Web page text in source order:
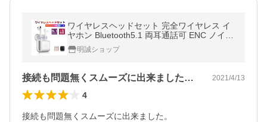
ワイヤレスヘッドセット 完全ワイヤレス イ
ヤホン Bluetooth5.1 両耳通話可 ENC ノイズ
キャンセル 高音質 ステレオサウンド【PL保
険加入済み製品・安心】
明誠ショップ
接続も問題無くスムーズに出来ました。使… 2021/4/13
4
接続も問題無くスムーズに出来ました。